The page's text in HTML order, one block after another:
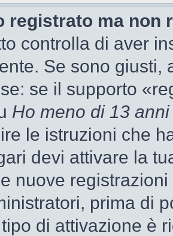
registrato ma non
controlla di aver
Se sono giusti,
se il supporto
Ho meno di 13 anni
le istruzioni che
devi attivare la
nuove
prima di
di attivazione è